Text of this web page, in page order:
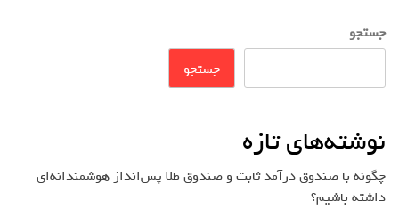
جستجو
جستجو
نوشته‌های تازه
چگونه با صندوق درآمد ثابت و صندوق طلا پس‌انداز هوشمندانه‌ای
داشته باشیم؟